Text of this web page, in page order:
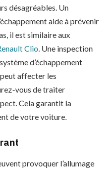
désagréables. Un
aide à prévenir
il est similaire aux
Clio. Une inspection
d’échappement
affecter les
vous de traiter
Cela garantit la
de votre voiture.
provoquer l’allumage